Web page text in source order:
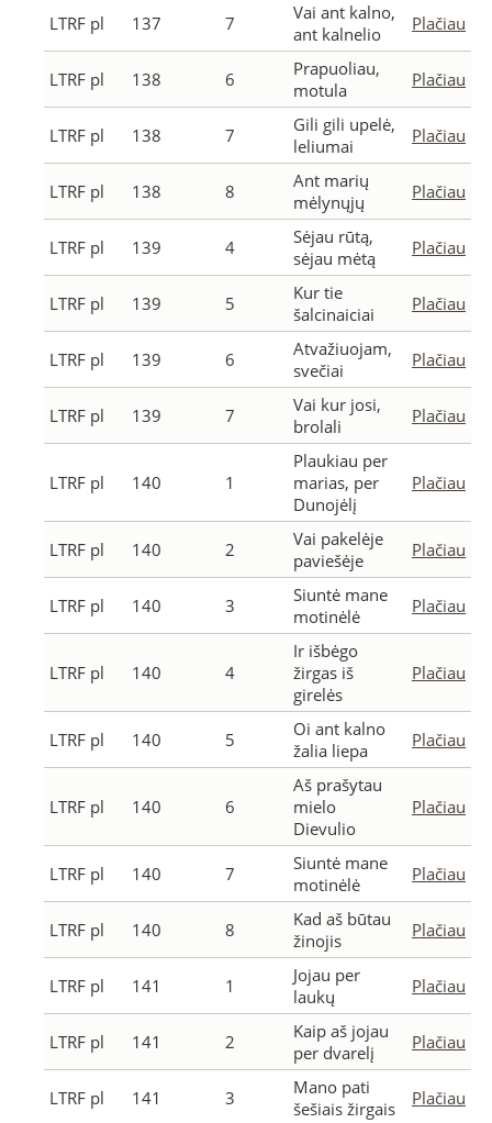
LTRF pl 137 7
Vai ant kalno,
ant kalnelio
Plačiau
LTRF pl 138 6
Prapuoliau,
motula
Plačiau
LTRF pl 138 7
Gili gili upelė,
leliumai
Plačiau
LTRF pl 138 8
Ant marių
mėlynųjų
Plačiau
LTRF pl 139 4
Sėjau rūtą,
sėjau mėtą
Plačiau
LTRF pl 139 5
Kur tie
šalcinaiciai
Plačiau
LTRF pl 139 6
Atvažiuojam,
svečiai
Plačiau
LTRF pl 139 7
Vai kur josi,
brolali
Plačiau
LTRF pl 140 1
Plaukiau per
marias, per
Dunojėlį
Plačiau
LTRF pl 140 2
Vai pakelėje
paviešėje
Plačiau
LTRF pl 140 3
Siuntė mane
motinėlė
Plačiau
LTRF pl 140 4
Ir išbėgo
žirgas iš
girelės
Plačiau
LTRF pl 140 5
Oi ant kalno
žalia liepa
Plačiau
LTRF pl 140 6
Aš prašytau
mielo
Dievulio
Plačiau
LTRF pl 140 7
Siuntė mane
motinėlė
Plačiau
LTRF pl 140 8
Kad aš būtau
žinojis
Plačiau
LTRF pl 141 1
Jojau per
laukų
Plačiau
LTRF pl 141 2
Kaip aš jojau
per dvarelį
Plačiau
LTRF pl 141 3
Mano pati
šešiais žirgais
Plačiau